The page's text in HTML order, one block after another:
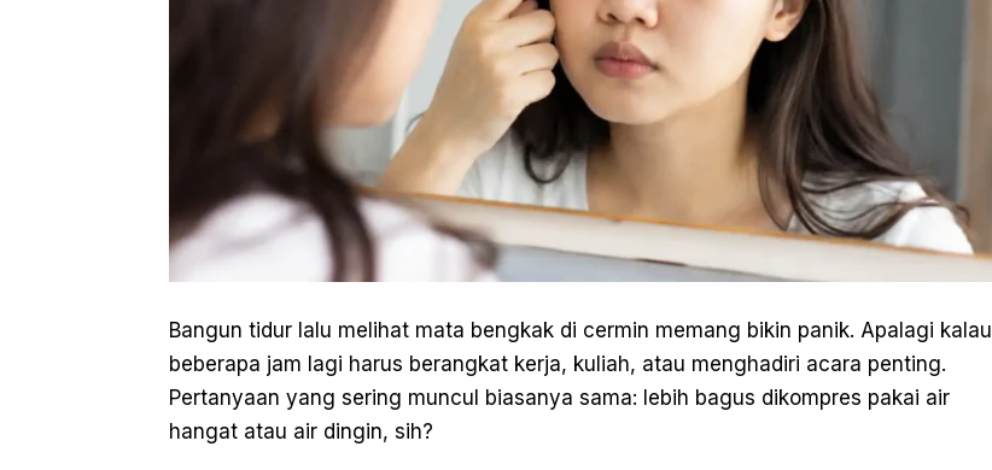
Bangun tidur lalu melihat mata bengkak di cermin memang bikin panik. Apalagi kalau
beberapa jam lagi harus berangkat kerja, kuliah, atau menghadiri acara penting.
Pertanyaan yang sering muncul biasanya sama: lebih bagus dikompres pakai air
hangat atau air dingin, sih?